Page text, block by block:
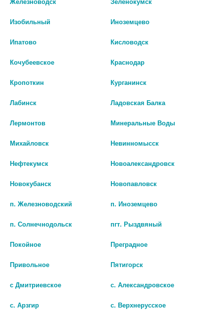
СПИРАМИЦИН 3МЛН МЕ N10
СПИРАМИЦИН 3МЛН МЕ N10
Изобильный Иноземцево
Ипатово Кисловодск
Кочубеевское Краснодар
Кропоткин Курганинск
Лабинск Ладовская Балка
Лермонтов Минеральные Воды
Михайловск Невинномысск
Нефтекумск Новоалександровск
Новокубанск Новопавловск
п. Железноводский п. Иноземцево
п. Солнечнодольск пгт. Рыздвяный
Покойное Преградное
Привольное Пятигорск
с Дмитриевское с. Александровское
с. Арзгир с. Верхнерусское